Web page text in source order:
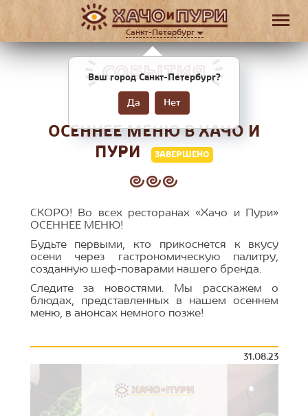
Санкт-Петербург
Ваш город Санкт-Петербург?
Да Нет
СОБЫТИЯ
ОСЕННЕЕ МЕНЮ В ХАЧО И
ПУРИ
ЗАВЕРШЕНО
СКОРО! Во всех ресторанах «Хачо и Пури»
ОСЕННЕЕ МЕНЮ!
Будьте первыми, кто прикоснется к вкусу
осени через гастрономическую палитру,
созданную шеф-поварами нашего бренда.
Следите за новостями. Мы расскажем о
блюдах, представленных в нашем осеннем
меню, в анонсах немного позже!
31.08.23